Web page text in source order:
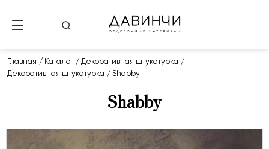
Главная Каталог
Декоративная штукатурка
Декоративная штукатурка
Shabby
Shabby